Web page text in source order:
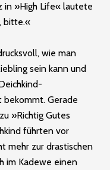
in »High Life« lautete
bitte.«
wie man
sein kann und
Gerade
»Richtig Gutes
führten vor
mehr zur drastischen
im Kadewe einen